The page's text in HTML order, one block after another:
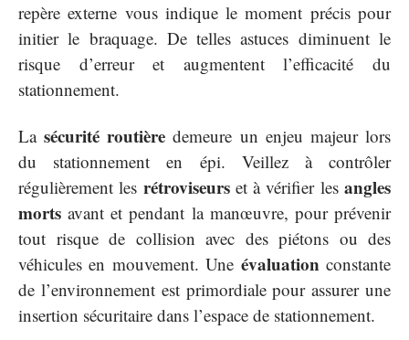
repère externe vous indique le moment précis pour
initier le braquage. De telles astuces diminuent le
risque d’erreur et augmentent l’efficacité du
stationnement.
Lasécurité routière demeure un enjeu majeur lors
du stationnement en épi. Veillez à contrôler
régulièrement les rétroviseurset à vérifier lesangles
morts avant et pendant la manœuvre, pour prévenir
tout risque de collision avec des piétons ou des
véhicules en mouvement. Une évaluation constante
de l’environnement est primordiale pour assurer une
insertion sécuritaire dans l’espace de stationnement.